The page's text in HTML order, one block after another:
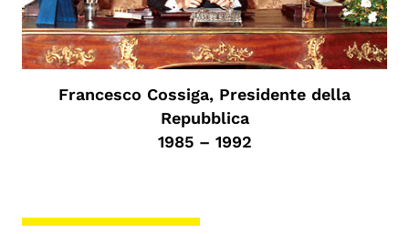
Francesco Cossiga, Presidente della
Repubblica
1985 – 1992